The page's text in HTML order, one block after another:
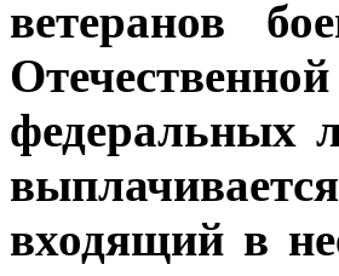
ветеранов
федеральных
входящий в